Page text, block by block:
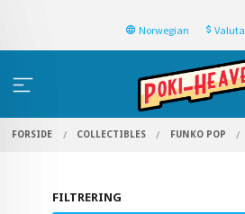
Norwegian Valuta
FORSIDE COLLECTIBLES FUNKO POP
FILTRERING